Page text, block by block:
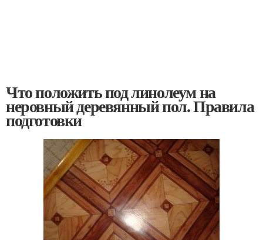
Что положить под линолеум на
неровный деревянный пол. Правила
подготовки